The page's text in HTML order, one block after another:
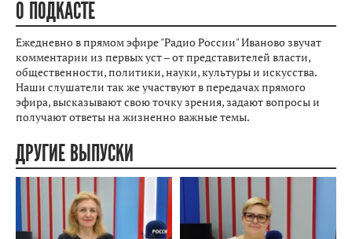
О ПОДКАСТЕ
Ежедневно в прямом эфире "Радио России" Иваново звучат
комментарии из первых уст – от представителей власти,
общественности, политики, науки, культуры и искусства.
Наши слушатели так же участвуют в передачах прямого
эфира, высказывают свою точку зрения, задают вопросы и
получают ответы на жизненно важные темы.
ДРУГИЕ ВЫПУСКИ